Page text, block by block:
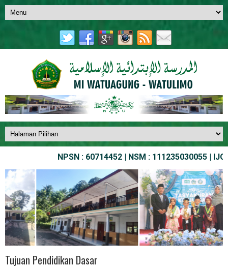
NPSN : 60714452 | NSM : 111235030055 |
Tujuan Pendidikan Dasar